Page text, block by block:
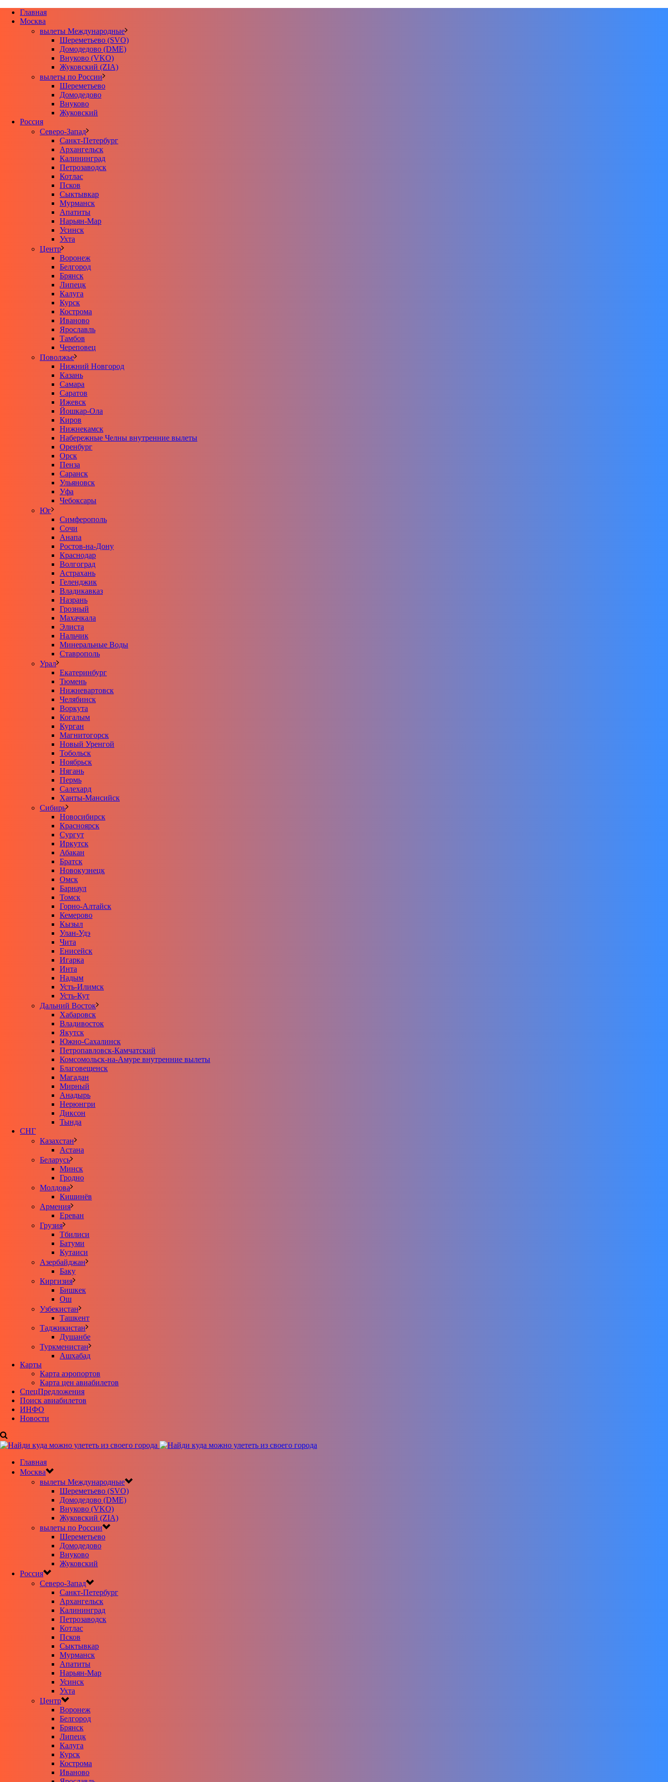
Главная
Москва
вылеты Международные
Шереметьево (SVO)
Домодедово (DME)
Внуково (VKO)
Жуковский (ZIA)
вылеты по России
Шереметьево
Домодедово
Внуково
Жуковский
Россия
Северо-Запад
Санкт-Петербург
Архангельск
Калининград
Петрозаводск
Котлас
Псков
Сыктывкар
Мурманск
Апатиты
Нарьян-Мар
Усинск
Ухта
Центр
Воронеж
Белгород
Брянск
Липецк
Калуга
Курск
Кострома
Иваново
Ярославль
Тамбов
Череповец
Поволжье
Нижний Новгород
Казань
Самара
Саратов
Ижевск
Йошкар-Ола
Киров
Нижнекамск
Набережные Челны внутренние вылеты
Оренбург
Орск
Пенза
Саранск
Ульяновск
Уфа
Чебоксары
Юг
Симферополь
Сочи
Анапа
Ростов-на-Дону
Краснодар
Волгоград
Астрахань
Геленджик
Владикавказ
Назрань
Грозный
Махачкала
Элиста
Нальчик
Минеральные Воды
Ставрополь
Урал
Екатеринбург
Тюмень
Нижневартовск
Челябинск
Воркута
Когалым
Курган
Магнитогорск
Новый Уренгой
Тобольск
Ноябрьск
Нягань
Пермь
Салехард
Ханты-Мансийск
Сибирь
Новосибирск
Красноярск
Сургут
Иркутск
Абакан
Братск
Новокузнецк
Омск
Барнаул
Томск
Горно-Алтайск
Кемерово
Кызыл
Улан-Удэ
Чита
Енисейск
Игарка
Инта
Надым
Усть-Илимск
Усть-Кут
Дальний Восток
Хабаровск
Владивосток
Якутск
Южно-Сахалинск
Петропавловск-Камчатский
Комсомольск-на-Амуре внутренние вылеты
Благовещенск
Магадан
Мирный
Анадырь
Нерюнгри
Диксон
Тында
СНГ
Казахстан
Астана
Беларусь
Минск
Гродно
Молдова
Кишинёв
Армения
Ереван
Грузия
Тбилиси
Батуми
Кутаиси
Азербайджан
Баку
Киргизия
Бишкек
Ош
Узбекистан
Ташкент
Таджикистан
Душанбе
Туркменистан
Ашхабад
Карты
Карта аэропортов
Карта цен авиабилетов
CпецПредложения
Поиск авиабилетов
ИНФО
Новости
Главная
Москва
вылеты Международные
Шереметьево (SVO)
Домодедово (DME)
Внуково (VKO)
Жуковский (ZIA)
вылеты по России
Шереметьево
Домодедово
Внуково
Жуковский
Россия
Северо-Запад
Санкт-Петербург
Архангельск
Калининград
Петрозаводск
Котлас
Псков
Сыктывкар
Мурманск
Апатиты
Нарьян-Мар
Усинск
Ухта
Центр
Воронеж
Белгород
Брянск
Липецк
Калуга
Курск
Кострома
Иваново